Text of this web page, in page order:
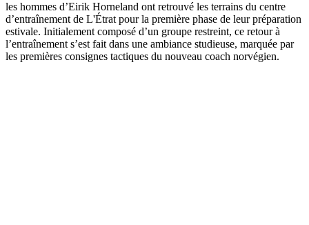
les hommes d’Eirik Horneland ont retrouvé les terrains du centre
d’entraînement de L'Étrat pour la première phase de leur préparation
estivale. Initialement composé d’un groupe restreint, ce retour à
l’entraînement s’est fait dans une ambiance studieuse, marquée par
les premières consignes tactiques du nouveau coach norvégien.